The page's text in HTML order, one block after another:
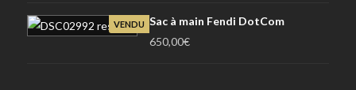
VENDU Sac à main Fendi DotCom
650,00€